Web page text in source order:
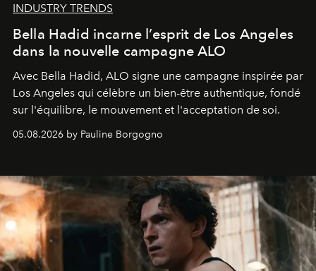
INDUSTRY TRENDS
Bella Hadid incarne l’esprit de Los Angeles
dans la nouvelle campagne ALO
Avec Bella Hadid, ALO signe une campagne inspirée par
Los Angeles qui célèbre un bien-être authentique, fondé
sur l'équilibre, le mouvement et l'acceptation de soi.
05.08.2026 by Pauline Borgogno